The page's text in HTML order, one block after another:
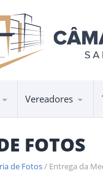
Vereadores
FOTOS
de Fotos/ Entrega da